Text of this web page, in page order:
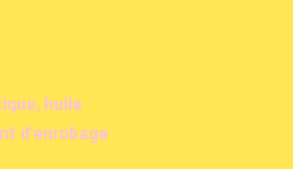
huile
d'enrobage